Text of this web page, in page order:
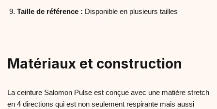
Taille de référence : Disponible en plusieurs tailles
Matériaux et construction
La ceinture Salomon Pulse est conçue avec une matière stretch
en 4 directions qui est non seulement respirante mais aussi